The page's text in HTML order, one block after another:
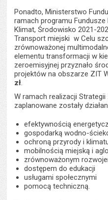
Ponadto, Ministerstwo
ramach programu
Klimat, Środowisko 2021-
Transport miejski w Celu
zrównoważonej
elementu transformacji w
zeroemisyjnej przyznało
projektów na obszarze ZIT
zł.
W ramach realizacji
zaplanowane zostały
efektywnością
gospodarką wodno-
ochroną przyrody i
mobilnością miejską i
zrównoważonym
dostępem do edukacji
usługami społecznymi
pomocą techniczną.